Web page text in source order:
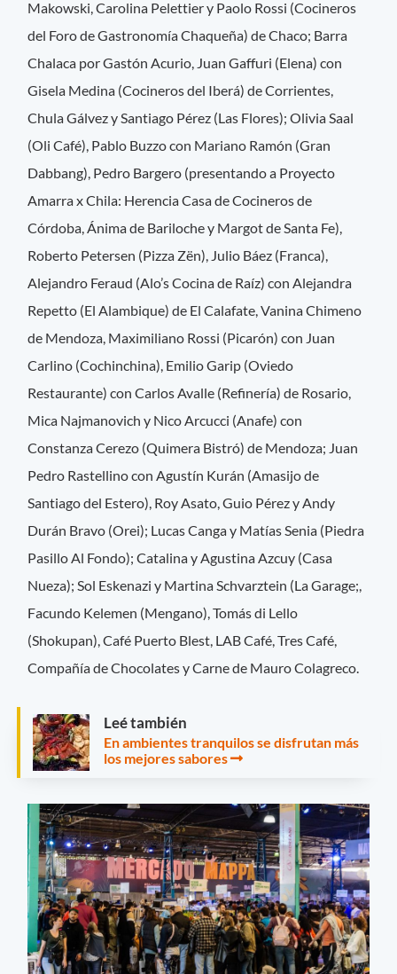
Makowski, Carolina Pelettier y Paolo Rossi (Cocineros
del Foro de Gastronomía Chaqueña) de Chaco; Barra
Chalaca por Gastón Acurio, Juan Gaffuri (Elena) con
Gisela Medina (Cocineros del Iberá) de Corrientes,
Chula Gálvez y Santiago Pérez (Las Flores); Olivia Saal
(Oli Café), Pablo Buzzo con Mariano Ramón (Gran
Dabbang), Pedro Bargero (presentando a Proyecto
Amarra x Chila: Herencia Casa de Cocineros de
Córdoba, Ánima de Bariloche y Margot de Santa Fe),
Roberto Petersen (Pizza Zën), Julio Báez (Franca),
Alejandro Feraud (Alo’s Cocina de Raíz) con Alejandra
Repetto (El Alambique) de El Calafate, Vanina Chimeno
de Mendoza, Maximiliano Rossi (Picarón) con Juan
Carlino (Cochinchina), Emilio Garip (Oviedo
Restaurante) con Carlos Avalle (Refinería) de Rosario,
Mica Najmanovich y Nico Arcucci (Anafe) con
Constanza Cerezo (Quimera Bistró) de Mendoza; Juan
Pedro Rastellino con Agustín Kurán (Amasijo de
Santiago del Estero), Roy Asato, Guio Pérez y Andy
Durán Bravo (Orei); Lucas Canga y Matías Senia (Piedra
Pasillo Al Fondo); Catalina y Agustina Azcuy (Casa
Nueza); Sol Eskenazi y Martina Schvarztein (La Garage;,
Facundo Kelemen (Mengano), Tomás di Lello
(Shokupan), Café Puerto Blest, LAB Café, Tres Café,
Compañía de Chocolates y Carne de Mauro Colagreco.
Leé también
En ambientes tranquilos se disfrutan más
los mejores sabores